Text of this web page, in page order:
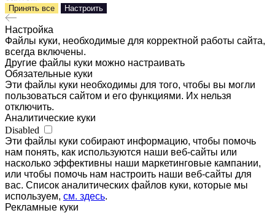
Принять все Настроить
Настройка
Файлы куки, необходимые для корректной работы сайта,
всегда включены.
Другие файлы куки можно настраивать
Обязательные куки
Эти файлы куки необходимы для того, чтобы вы могли
пользоваться сайтом и его функциями. Их нельзя
отключить.
Аналитические куки
Disabled
Эти файлы куки собирают информацию, чтобы помочь
нам понять, как используются наши веб-сайты или
насколько эффективны наши маркетинговые кампании,
или чтобы помочь нам настроить наши веб-сайты для
вас. Список аналитических файлов куки, которые мы
используем, см. здесь.
Рекламные куки